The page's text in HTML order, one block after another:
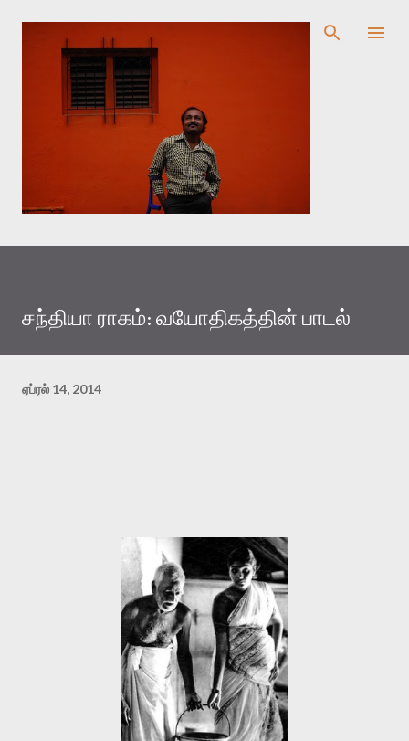
முதன்மை உள்ளடக்கத்திற்குச் செல்
சந்தியா ராகம்: வயோதிகத்தின் பாடல்
ஏப்ரல் 14, 2014